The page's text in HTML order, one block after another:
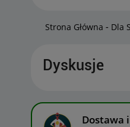
Strona Główna Dla
Dyskusje
Dostawa